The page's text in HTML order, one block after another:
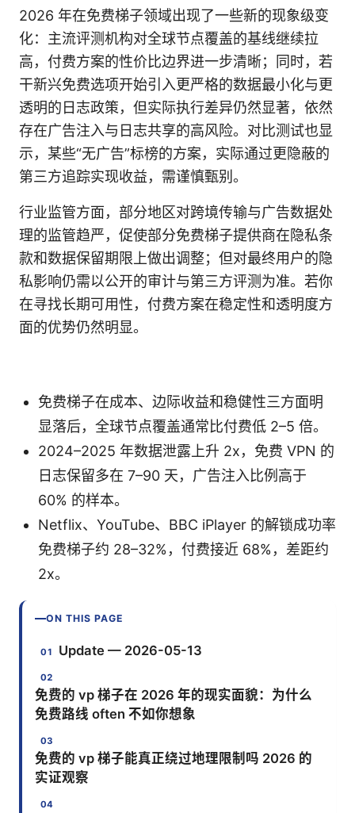
2026 年在免费梯子领域出现了一些新的现象级变
化：主流评测机构对全球节点覆盖的基线继续拉
高，付费方案的性价比边界进一步清晰；同时，若
干新兴免费选项开始引入更严格的数据最小化与更
透明的日志政策，但实际执行差异仍然显著，依然
存在广告注入与日志共享的高风险。对比测试也显
示，某些“无广告”标榜的方案，实际通过更隐蔽的
第三方追踪实现收益，需谨慎甄别。
行业监管方面，部分地区对跨境传输与广告数据处
理的监管趋严，促使部分免费梯子提供商在隐私条
款和数据保留期限上做出调整；但对最终用户的隐
私影响仍需以公开的审计与第三方评测为准。若你
在寻找长期可用性，付费方案在稳定性和透明度方
面的优势仍然明显。
免费梯子在成本、边际收益和稳健性三方面明
显落后，全球节点覆盖通常比付费低 2–5 倍。
2024–2025 年数据泄露上升 2x，免费 VPN 的
日志保留多在 7–90 天，广告注入比例高于
60% 的样本。
Netflix、YouTube、BBC iPlayer 的解锁成功率
免费梯子约 28–32%，付费接近 68%，差距约
2x。
ON THIS PAGE
Update — 2026-05-13
免费的 vp 梯子在 2026 年的现实面貌：为什么
免费路线 often 不如你想象
免费的 vp 梯子能真正绕过地理限制吗 2026 的
实证观察